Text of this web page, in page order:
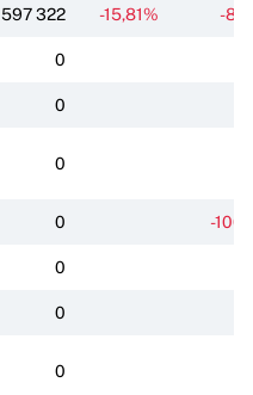
597 322 -15,81% -
0
0
0
0 -
0
0
0